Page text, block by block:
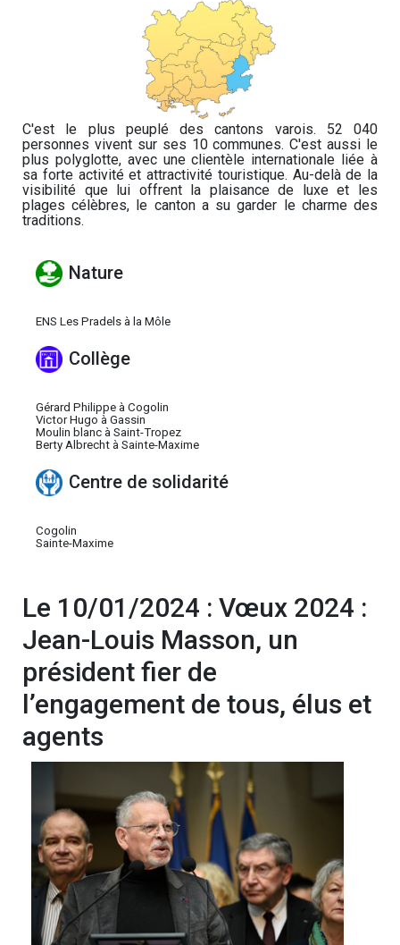
C'est le plus peuplé des cantons varois. 52 040
personnes vivent sur ses 10 communes. C'est aussi le
plus polyglotte, avec une clientèle internationale liée à
sa forte activité et attractivité touristique. Au-delà de la
visibilité que lui offrent la plaisance de luxe et les
plages célèbres, le canton a su garder le charme des
traditions.
Nature
ENS Les Pradels à la Môle
Collège
Gérard Philippe à Cogolin
Victor Hugo à Gassin
Moulin blanc à Saint-Tropez
Berty Albrecht à Sainte-Maxime
Centre de solidarité
Cogolin
Sainte-Maxime
Le 10/01/2024 : Vœux 2024 :
Jean-Louis Masson, un
président fier de
l’engagement de tous, élus et
agents